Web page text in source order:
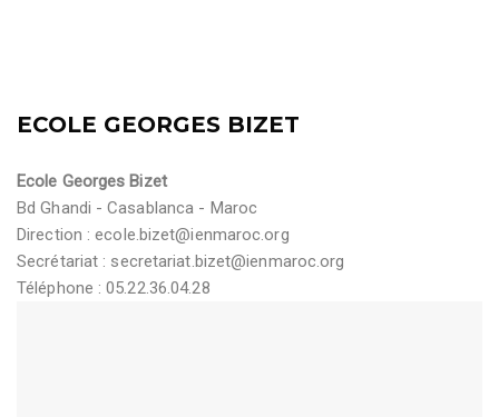
ECOLE GEORGES BIZET
Ecole Georges Bizet
Bd Ghandi - Casablanca - Maroc
Direction :ecole.bizet@ienmaroc.org
Secrétariat : secretariat.bizet@ienmaroc.org
Téléphone : 05.22.36.04.28